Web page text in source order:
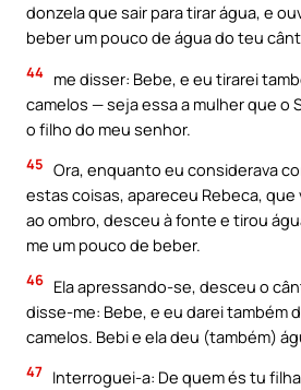
donzela que sair para tirar água, e
beber um pouco de água do teu
44 me disser: Bebe, e eu tirarei
camelos — seja essa a mulher que o
o filho do meu senhor.
45 Ora, enquanto eu considerava
estas coisas, apareceu Rebeca, que
ao ombro, desceu à fonte e tirou
me um pouco de beber.
46 Ela apressando-se, desceu o
disse-me: Bebe, e eu darei também
camelos. Bebi e ela deu (também)
47 Interroguei-a: De quem és tu